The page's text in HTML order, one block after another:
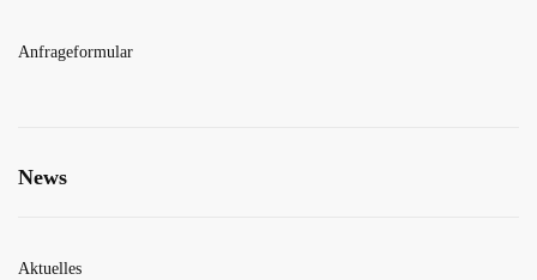
Anfrageformular
News
Aktuelles